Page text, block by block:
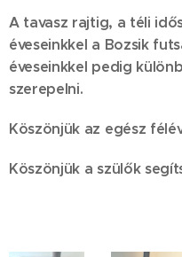
A tavasz rajtig, a téli
éveseinkkel a Bozsik
éveseinkkel pedig
szerepelni.
Köszönjük az egész
Köszönjük a szülők